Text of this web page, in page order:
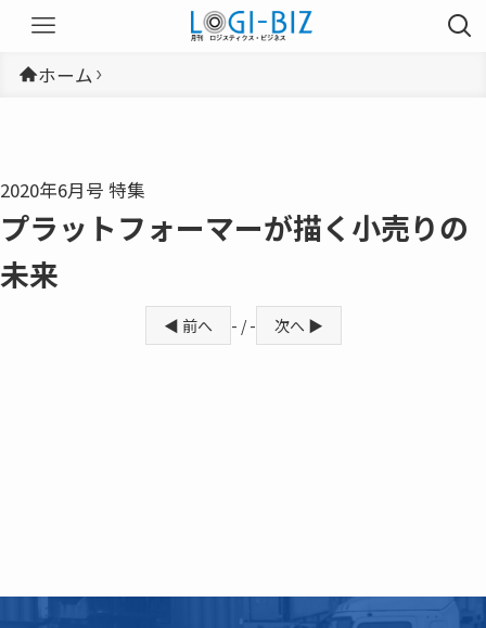
ホーム
2020年6月号 特集
プラットフォーマーが描く小売りの
未来
◀ 前へ - / - 次へ ▶